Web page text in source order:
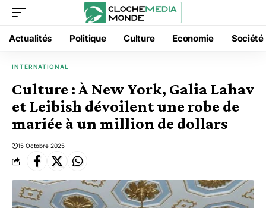
Actualités Politique Culture Economie Société
INTERNATIONAL
Culture : À New York, Galia Lahav
et Leibish dévoilent une robe de
mariée à un million de dollars
15 Octobre 2025